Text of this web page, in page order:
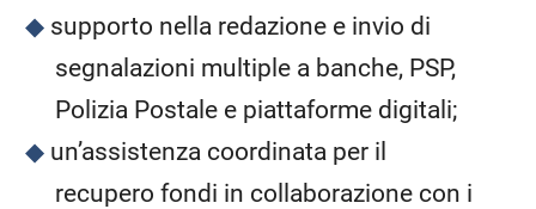
supporto nella redazione e invio di
segnalazioni multiple a banche, PSP,
Polizia Postale e piattaforme digitali;
un’assistenza coordinata per il
recupero fondi in collaborazione con i